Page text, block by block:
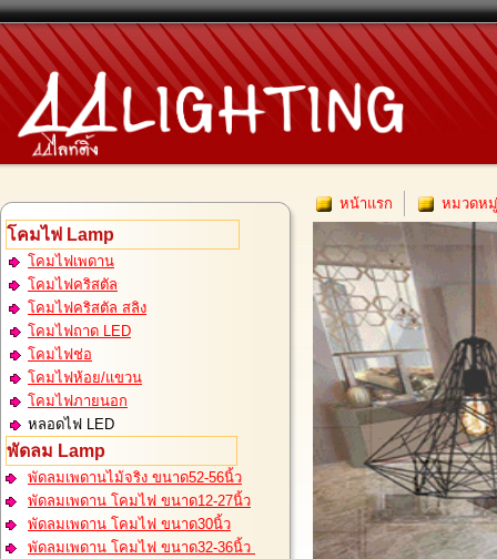
โคมไฟ Lamp
โคมไฟเพดาน
โคมไฟคริสตัล
โคมไฟคริสตัล สลิง
โคมไฟถาด LED
โคมไฟช่อ
โคมไฟห้อย/แขวน
โคมไฟภายนอก
หลอดไฟ LED
พัดลม Lamp
พัดลมเพดานไม้จริง ขนาด52-56นิ้ว
พัดลมเพดาน โคมไฟ ขนาด12-27นิ้ว
พัดลมเพดาน โคมไฟ ขนาด30นิ้ว
พัดลมเพดาน โคมไฟ ขนาด32-36นิ้ว
หน้าแรก หมวดหมู่